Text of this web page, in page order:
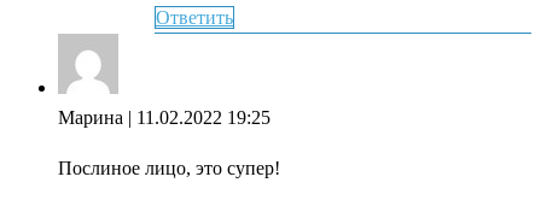
Ответить
Марина | 11.02.2022 19:25
Послиное лицо, это супер!